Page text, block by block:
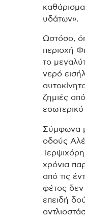
υδάτων».
Ωστόσο,
περιοχή
το
νερό
ζημιές
Σύμφωνα
οδούς
χρόνια
από τις
φέτος δεν
επειδή